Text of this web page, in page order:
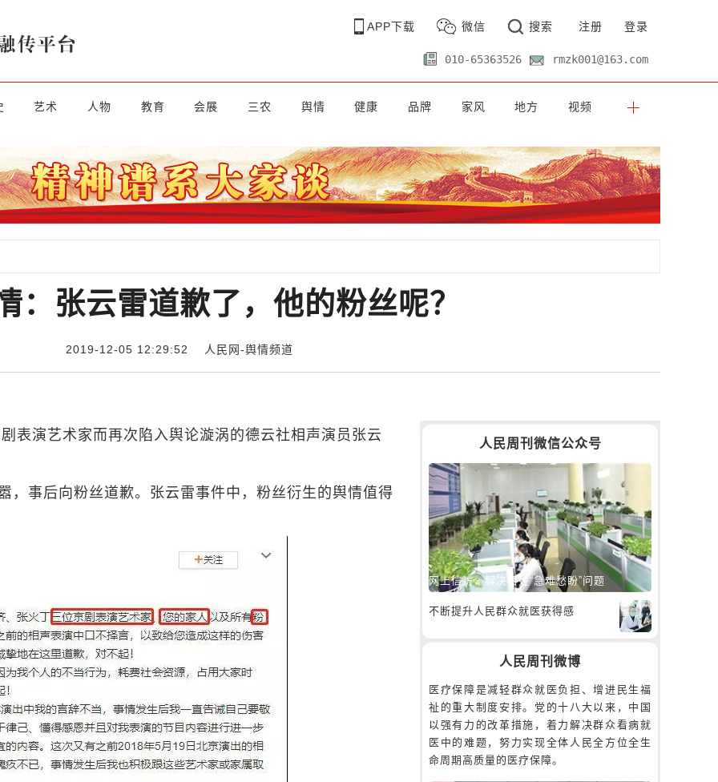
APP下载 微信 搜索 注册 登录
010-65363526 rmzk001@163.com
艺术 人物 教育 会展 三农 舆情 健康 品牌 家风 地方 视频
：张云雷道歉了，他的粉丝呢？
2019-12-05 12:29:52 人民网-舆情频道
表演艺术家而再次陷入舆论漩涡的德云社相声演员张云
，事后向粉丝道歉。张云雷事件中，粉丝衍生的舆情值得
人民周刊微信公众号
网上信访，解决百姓“急难愁盼”问题
不断提升人民群众就医获得感
人民周刊微博
医疗保障是减轻群众就医负担、增进民生福
祉的重大制度安排。党的十八大以来，中国
以强有力的改革措施，着力解决群众看病就
医中的难题，努力实现全体人民全方位全生
命周期高质量的医疗保障。